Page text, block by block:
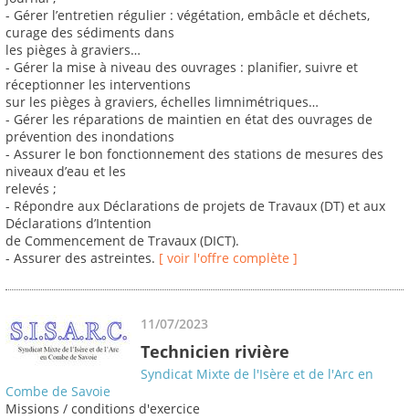
- Gérer l’entretien régulier : végétation, embâcle et déchets,
curage des sédiments dans
les pièges à graviers…
- Gérer la mise à niveau des ouvrages : planifier, suivre et
réceptionner les interventions
sur les pièges à graviers, échelles limnimétriques…
- Gérer les réparations de maintien en état des ouvrages de
prévention des inondations
- Assurer le bon fonctionnement des stations de mesures des
niveaux d’eau et les
relevés ;
- Répondre aux Déclarations de projets de Travaux (DT) et aux
Déclarations d’Intention
de Commencement de Travaux (DICT).
- Assurer des astreintes. [ voir l'offre complète ]
11/07/2023
Technicien rivière
Syndicat Mixte de l'Isère et de l'Arc en
Combe de Savoie
Missions / conditions d'exercice